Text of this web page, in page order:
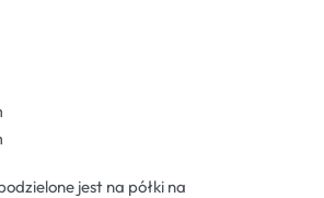
jest na półki na